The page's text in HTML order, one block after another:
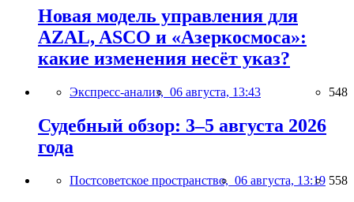
Новая модель управления для
AZAL, ASCO и «Азеркосмоса»:
какие изменения несёт указ?
Экспресс-анализ, 06 августа, 13:43 548
Судебный обзор: 3–5 августа 2026
года
Постсоветское пространство, 06 августа, 13:19 558